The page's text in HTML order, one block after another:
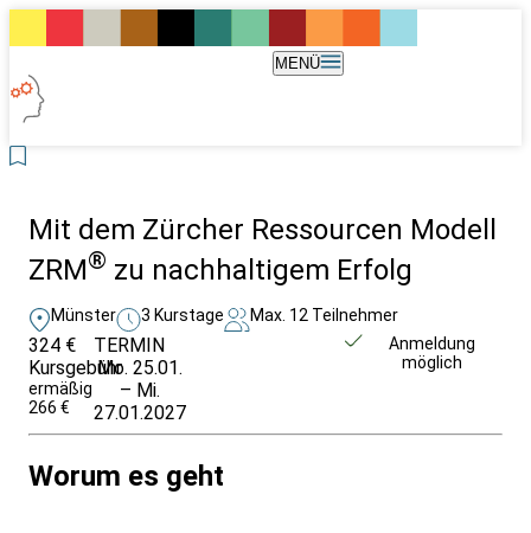
MENÜ
Mit dem Zürcher Ressourcen Modell
ZRM® zu nachhaltigem Erfolg
Münster 3 Kurstage Max. 12 Teilnehmer
324 €
Kursgebühr
ermäßigt
266 €
TERMIN
Mo. 25.01.
– Mi.
27.01.2027
Anmeldung
möglich
Worum es geht